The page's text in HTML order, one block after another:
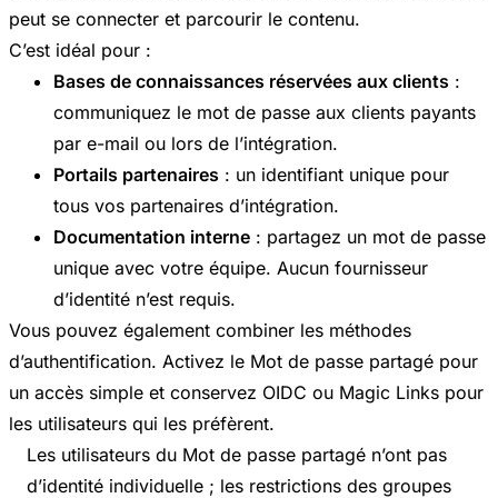
peut se connecter et parcourir le contenu.
C’est idéal pour :
Bases de connaissances réservées aux clients :
communiquez le mot de passe aux clients payants
par e-mail ou lors de l’intégration.
Portails partenaires : un identifiant unique pour
tous vos partenaires d’intégration.
Documentation interne : partagez un mot de passe
unique avec votre équipe. Aucun fournisseur
d’identité n’est requis.
Vous pouvez également combiner les méthodes
d’authentification. Activez le Mot de passe partagé pour
un accès simple et conservez OIDC ou Magic Links pour
les utilisateurs qui les préfèrent.
Les utilisateurs du Mot de passe partagé n’ont pas
d’identité individuelle ; les restrictions des groupes